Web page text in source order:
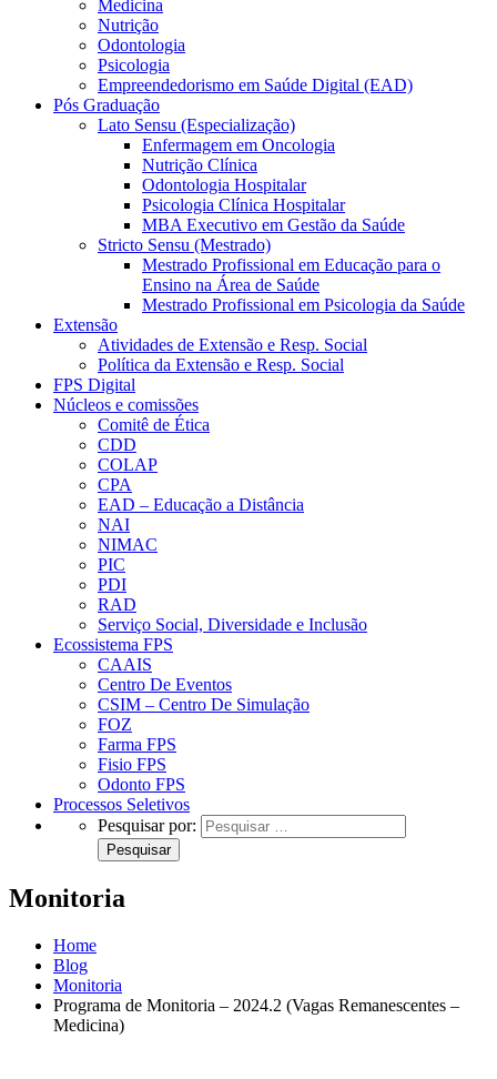
Medicina
Nutrição
Odontologia
Psicologia
Empreendedorismo em Saúde Digital (EAD)
Pós Graduação
Lato Sensu (Especialização)
Enfermagem em Oncologia
Nutrição Clínica
Odontologia Hospitalar
Psicologia Clínica Hospitalar
MBA Executivo em Gestão da Saúde
Stricto Sensu (Mestrado)
Mestrado Profissional em Educação para o
Ensino na Área de Saúde
Mestrado Profissional em Psicologia da Saúde
Extensão
Atividades de Extensão e Resp. Social
Política da Extensão e Resp. Social
FPS Digital
Núcleos e comissões
Comitê de Ética
CDD
COLAP
CPA
EAD – Educação a Distância
NAI
NIMAC
PIC
PDI
RAD
Serviço Social, Diversidade e Inclusão
Ecossistema FPS
CAAIS
Centro De Eventos
CSIM – Centro De Simulação
FOZ
Farma FPS
Fisio FPS
Odonto FPS
Processos Seletivos
Pesquisar por:
Monitoria
Home
Blog
Monitoria
Programa de Monitoria – 2024.2 (Vagas Remanescentes –
Medicina)